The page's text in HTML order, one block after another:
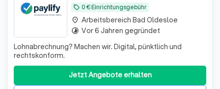
local_offer 0 € Einrichtungsgebühr
Lohnabrechnung? Machen wir. Digital, pünktlich und
rechtskonform.
Jetzt Angebote erhalten
place Arbeitsbereich Bad Oldesloe
timelapse Vor 6 Jahren gegründet